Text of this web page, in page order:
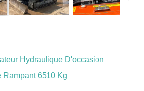
Hydraulique D'occasion
Rampant 6510 Kg